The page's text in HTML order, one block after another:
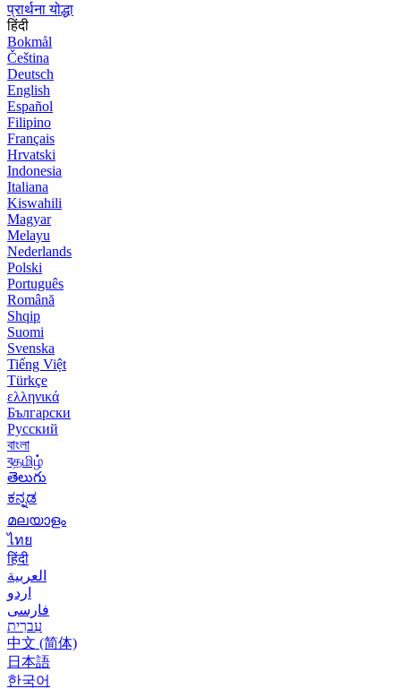
प्रार्थना योद्धा
हिंदी
Bokmål
Čeština
Deutsch
English
Español
Filipino
Français
Hrvatski
Indonesia
Italiana
Kiswahili
Magyar
Melayu
Nederlands
Polski
Português
Română
Shqip
Suomi
Svenska
Tiếng Việt
Türkçe
ελληνικά
Български
Русский
বাংলা
বதமிழ்
తెలుగు
ಕನ್ನಡ
മലയാളം
ไทย
हिंदी
العربية
اردو
فارسی
עִברִית
中文 (简体)
日本語
한국어